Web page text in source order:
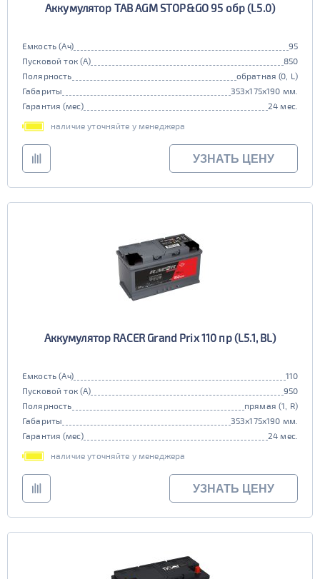
Аккумулятор TAB AGM STOP&GO 95 обр (L5.0)
Емкость (Ач)
95
Пусковой ток (А)
850
Полярность
обратная (0, L)
Габариты
353x175x190 мм.
Гарантия (мес)
24 мес.
наличие уточняйте у менеджера
УЗНАТЬ ЦЕНУ
Аккумулятор RACER Grand Prix 110 пр (L5.1, BL)
Емкость (Ач)
110
Пусковой ток (А)
950
Полярность
прямая (1, R)
Габариты
353x175x190 мм.
Гарантия (мес)
24 мес.
наличие уточняйте у менеджера
УЗНАТЬ ЦЕНУ